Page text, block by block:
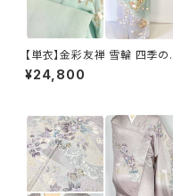
【単衣】金彩友禅 雪輪 四季の
花々 正絹 訪問着 黄緑 青緑 紫
1418
¥24,800